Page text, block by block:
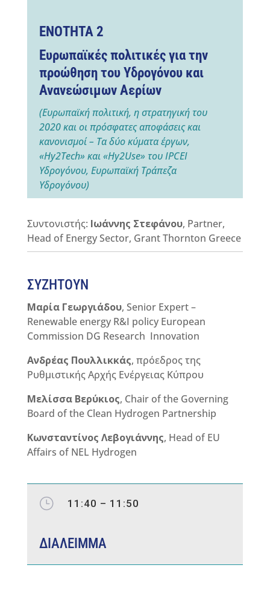
ΕΝΟΤΗΤΑ 2
Ευρωπαϊκές πολιτικές για την
προώθηση του Υδρογόνου και
Ανανεώσιμων Αερίων
(Ευρωπαϊκή πολιτική, η στρατηγική του
2020 και οι πρόσφατες αποφάσεις και
κανονισμοί – Τα δύο κύματα έργων,
«Hy2Tech» και «Hy2Use» του IPCEI
Υδρογόνου, Ευρωπαϊκή Τράπεζα
Υδρογόνου)
Συντονιστής: Ιωάννης Στεφάνου, Partner,
Head of Energy Sector, Grant Thornton Greece
ΣΥΖΗΤΟΥΝ
Μαρία Γεωργιάδου, Senior Expert –
Renewable energy R&I policy European
Commission DG Research Innovation
Ανδρέας Πουλλικκάς, πρόεδρος της
Ρυθμιστικής Αρχής Ενέργειας Κύπρου
Μελίσσα Βερύκιος, Chair of the Governing
Board of the Clean Hydrogen Partnership
Κωνσταντίνος Λεβογιάννης, Head of EU
Affairs of NEL Hydrogen
} 11:40 – 11:50
ΔΙΑΛΕΙΜΜΑ